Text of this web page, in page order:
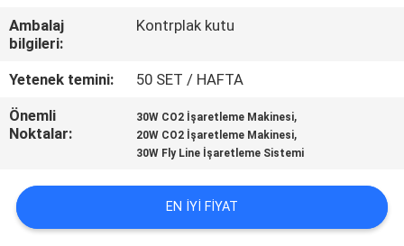
KALITE
KONTROL
BIZE
BIR
Ambalaj
bilgileri:
Kontrplak kutu
Yetenek temini:
50 SET / HAFTA
Önemli
Noktalar:
30W CO2 İşaretleme Makinesi,
20W CO2 İşaretleme Makinesi,
30W Fly Line İşaretleme Sistemi
EN IYI FIYAT